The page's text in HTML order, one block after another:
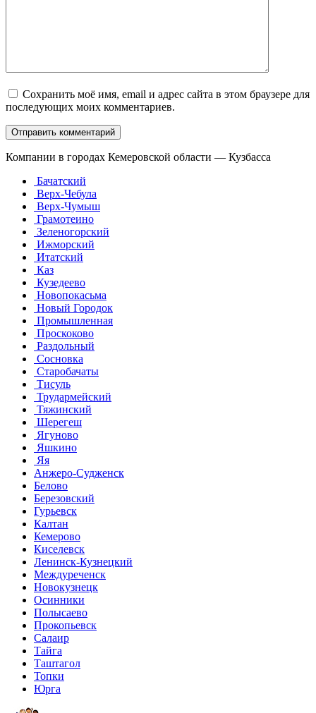
Сохранить моё имя, email и адрес сайта в этом браузере для
последующих моих комментариев.
Компании в городах Кемеровской области — Кузбасса
Бачатский
Верх-Чебула
Верх-Чумыш
Грамотеино
Зеленогорский
Ижморский
Итатский
Каз
Кузедеево
Новопокасьма
Новый Городок
Промышленная
Проскоково
Раздольный
Сосновка
Старобачаты
Тисуль
Трудармейский
Тяжинский
Шерегеш
Ягуново
Яшкино
Яя
Анжеро-Судженск
Белово
Березовский
Гурьевск
Калтан
Кемерово
Киселевск
Ленинск-Кузнецкий
Междуреченск
Новокузнецк
Осинники
Полысаево
Прокопьевск
Салаир
Тайга
Таштагол
Топки
Юрга